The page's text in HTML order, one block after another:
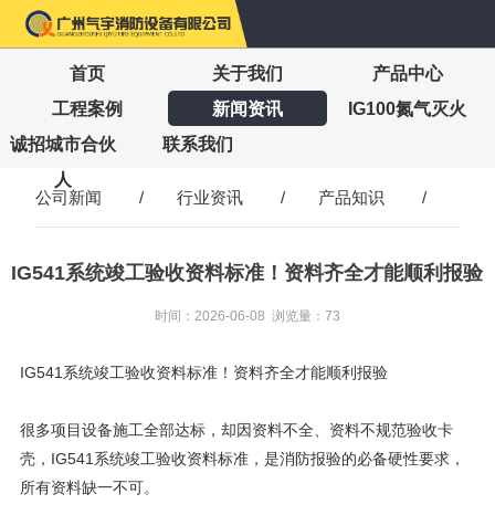
首页 关于我们
产品中心
工程案例
新闻资讯
IG100氮气灭火
诚招城市合伙
人
联系我们
公司新闻 / 行业资讯 / 产品知识 /
IG541系统竣工验收资料标准！资料齐全才能顺利报验
时间：2026-06-08 浏览量：73
IG541系统竣工验收资料标准！资料齐全才能顺利报验
很多项目设备施工全部达标，却因资料不全、资料不规范验收卡
壳，IG541系统竣工验收资料标准，是消防报验的必备硬性要求，
所有资料缺一不可。